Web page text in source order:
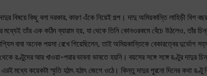
বিষয়ে কিছু বলা দরকার, কারণ এঁকে নিয়েই গল্প। দাদু অমিয়কান্তি লাহিড়ী বিশ
মধ্যেই তাঁর এক কঠিন ব্যারাম হয়, যা থেকে তিনি কোনওরকমে বেঁচে উঠলেও, তাঁর
বাবা অনেক পয়সা রেখে গিয়েছিলেন, তাই অমিয়কান্তিকে বেকারত্বের দুর্ভোগ
রণ্টুদের আর খাওয়া-পরার ভাবনা ভাবতে হয়নি। বয়সের সঙ্গে সঙ্গে রণ্টুর দাদুর
মধ্যে কয়েকটা স্মৃতি হঠাৎ হঠাৎ জেগে ওঠে। কিন্তু দাদুর পুরনো দিনের কথা রণ্টু